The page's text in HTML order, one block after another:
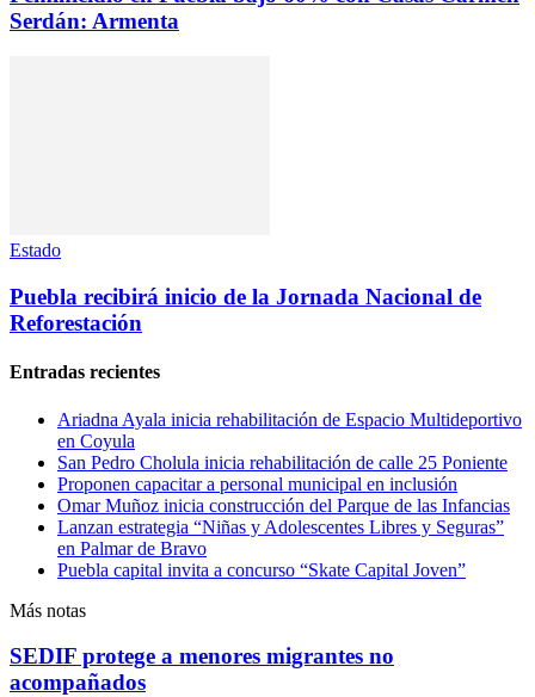
Serdán: Armenta
Estado
Puebla recibirá inicio de la Jornada Nacional de
Reforestación
Entradas recientes
Ariadna Ayala inicia rehabilitación de Espacio Multideportivo
en Coyula
San Pedro Cholula inicia rehabilitación de calle 25 Poniente
Proponen capacitar a personal municipal en inclusión
Omar Muñoz inicia construcción del Parque de las Infancias
Lanzan estrategia “Niñas y Adolescentes Libres y Seguras”
en Palmar de Bravo
Puebla capital invita a concurso “Skate Capital Joven”
Más notas
SEDIF protege a menores migrantes no
acompañados